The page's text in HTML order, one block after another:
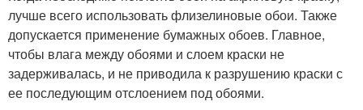
лучше всего использовать флизелиновые обои. Также
допускается применение бумажных обоев. Главное,
чтобы влага между обоями и слоем краски не
задерживалась, и не приводила к разрушению краски с
ее последующим отслоением под обоями.